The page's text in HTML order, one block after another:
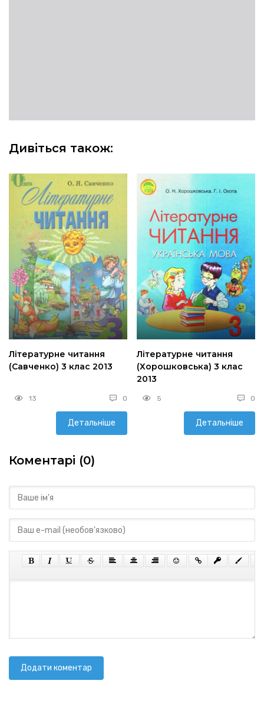
Дивіться також:
Літературне читання
(Савченко) 3 клас 2013
13 0
Детальніше
Літературне читання
(Хорошковська) 3 клас
2013
5 0
Детальніше
Коментарі (0)
Додати коментар